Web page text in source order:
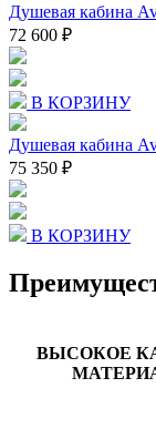
Душевая кабина
72 600 ₽
В КОРЗИНУ
Душевая кабина
75 350 ₽
В КОРЗИНУ
ВЫСОКОЕ